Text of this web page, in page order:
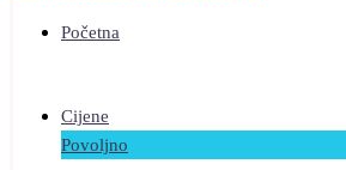
Početna
Cijene
Povoljno